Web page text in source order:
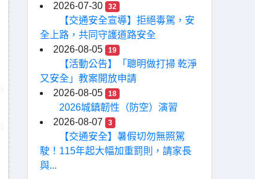
2026-07-30
32
【交通安全宣導】拒絕毒駕，安
全上路，共同守護道路安全
2026-08-05
19
【活動公告】「聰明做打掃 乾淨
又安全」教案開放申請
2026-08-05
18
2026城鎮韌性（防空）演習
2026-08-07
3
【交通安全】暑假切勿無照駕
駛！115年起大幅加重罰則，請家長
與...